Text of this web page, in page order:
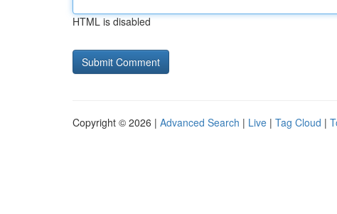
HTML is disabled
Copyright © 2026 | Advanced Search | Live | Tag Cloud |